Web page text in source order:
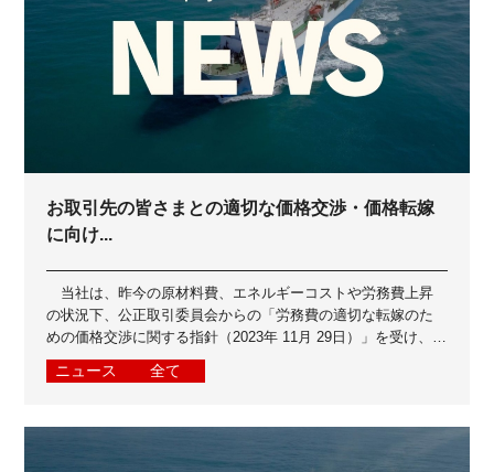
お取引先の皆さまとの適切な価格交渉・価格転嫁
に向け...
当社は、昨今の原材料費、エネルギーコストや労務費上昇
の状況下、公正取引委員会からの「労務費の適切な転嫁のた
めの価格交渉に関する指針（2023年 11月 29日）」を受け、お
取引先の皆さまとよりよいパ...
ニュース 全て